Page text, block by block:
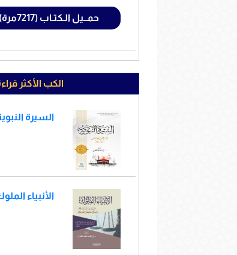
حمــيل الـكتـاب (7217مرة)
الكب الأكثر
السيرة
الأنبياء